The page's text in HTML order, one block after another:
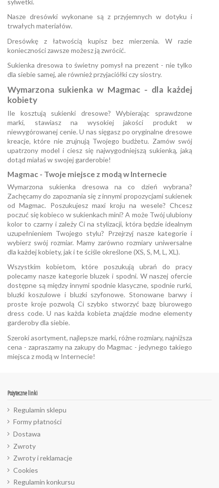
sylwetki.
Nasze dresówki wykonane są z przyjemnych w dotyku i
trwałych materiałów.
Dresówkę z łatwością kupisz bez mierzenia. W razie
konieczności zawsze możesz ją zwrócić.
Sukienka dresowa to świetny pomysł na prezent - nie tylko
dla siebie samej, ale również przyjaciółki czy siostry.
Wymarzona sukienka w Magmac - dla każdej
kobiety
Ile kosztują sukienki dresowe? Wybierając sprawdzone
marki, stawiasz na wysokiej jakości produkt w
niewygórowanej cenie. U nas sięgasz po oryginalne dresowe
kreacje, które nie zrujnują Twojego budżetu. Zamów swój
upatrzony model i ciesz się najwygodniejszą sukienką, jaką
dotąd miałaś w swojej garderobie!
Magmac - Twoje miejsce z modą w Internecie
Wymarzona sukienka dresowa na co dzień wybrana?
Zachęcamy do zapoznania się z innymi propozycjami sukienek
od Magmac. Poszukujesz maxi kroju na wesele? Chcesz
poczuć się kobieco w sukienkach mini? A może Twój ulubiony
kolor to czarny i zależy Ci na stylizacji, która będzie idealnym
uzupełnieniem Twojego stylu? Przejrzyj nasze kategorie i
wybierz swój rozmiar. Mamy zarówno rozmiary uniwersalne
dla każdej kobiety, jak i te ściśle określone (XS, S, M, L, XL).
Wszystkim kobietom, które poszukują ubrań do pracy
polecamy nasze kategorie bluzek i spodni. W naszej ofercie
dostępne są między innymi spodnie klasyczne, spodnie rurki,
bluzki koszulowe i bluzki szyfonowe. Stonowane barwy i
proste kroje pozwolą Ci szybko stworzyć bazę biurowego
dress code. U nas każda kobieta znajdzie modne elementy
garderoby dla siebie.
Szeroki asortyment, najlepsze marki, różne rozmiary, najniższa
cena - zapraszamy na zakupy do Magmac - jedynego takiego
miejsca z modą w Internecie!
Pożyteczne linki
Regulamin sklepu
Formy płatności
Dostawa
Zwroty
Zwroty i reklamacje
Cookies
Regulamin konkursu